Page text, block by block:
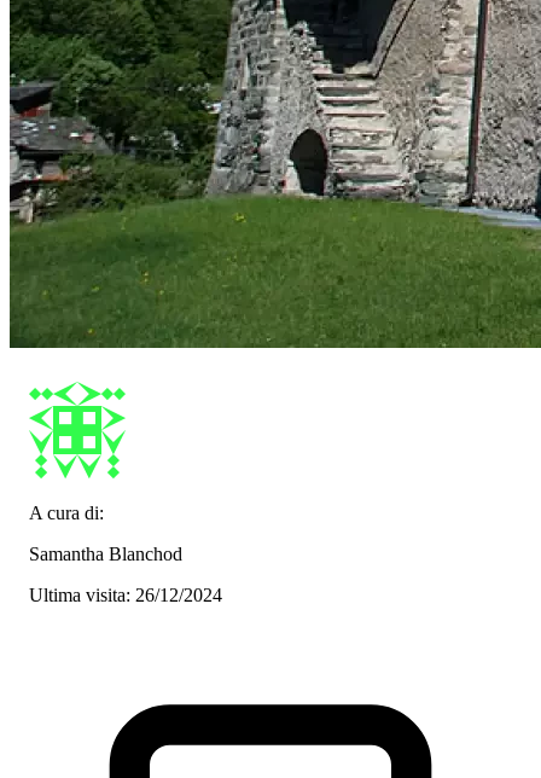
A cura di:
Samantha Blanchod
Ultima visita: 26/12/2024